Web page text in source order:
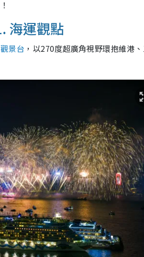
海運觀點
景台 ，以270度超廣角視野環抱維港